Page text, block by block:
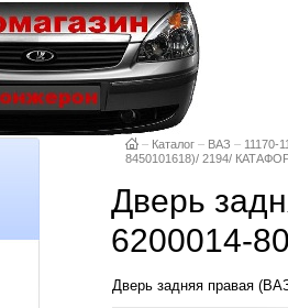
– Каталог – ВАЗ – 11170-
8450101618)/ 2194/
Дверь
6200014-
Дверь задняя правая